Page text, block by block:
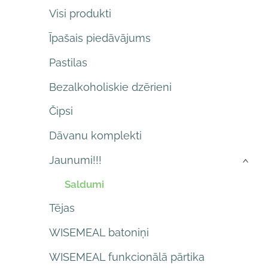
Visi produkti
Īpašais piedāvājums
Pastilas
Bezalkoholiskie dzērieni
Čipsi
Dāvanu komplekti
Jaunumi!!!
Saldumi
›
Tējas
WISEMEAL batoniņi
WISEMEAL funkcionālā pārtika